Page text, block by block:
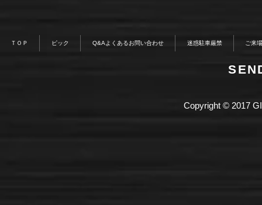
ＴＯＰ ピック Q&Aよくあるお問い合わせ 迷惑駐車厳禁 ご来
Copyright © 2017